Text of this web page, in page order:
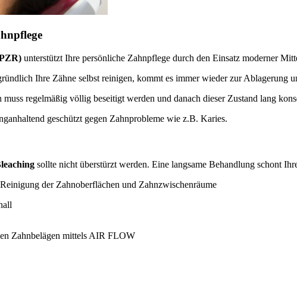
unterstützt Ihre persönliche Zahnpflege durch den Einsatz moderner
Ihre Zähne selbst reinigen, kommt es immer wieder zur Ablagerung
regelmäßig völlig beseitigt werden und danach dieser Zustand lang
geschützt gegen Zahnprobleme wie z.B. Karies.
sollte nicht überstürzt werden. Eine langsame Behandlung schont
der Zahnoberflächen und Zahnzwischenräume
Zahnbelägen mittels AIR FLOW